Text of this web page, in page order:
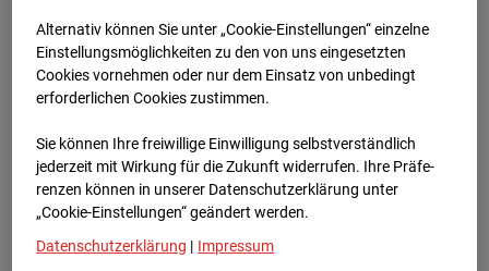
Alternativ können Sie unter „Cookie-Einstellungen“ einzelne
Einstellungsmöglichkeiten zu den von uns eingesetzten
Cookies vornehmen oder nur dem Einsatz von unbedingt
erforderlichen Cookies zustimmen.
Sie können Ihre freiwillige Einwilligung selbstverständlich
jederzeit mit Wirkung für die Zukunft widerrufen. Ihre Prä­fe­
renzen können in unserer Datenschutzerklärung unter
„Cookie-Einstellungen“ geändert werden.
Datenschutzerklärung | Impressum